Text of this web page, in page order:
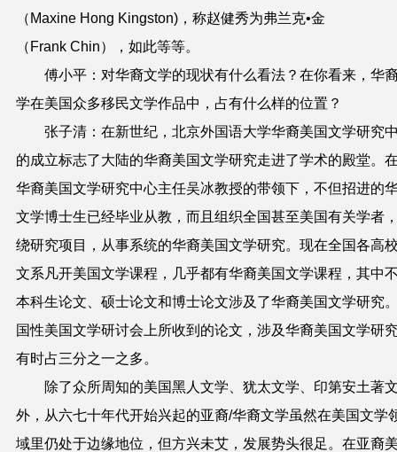
（Maxine Hong Kingston)，称赵健秀为弗兰克•金
（Frank Chin），如此等等。
傅小平：对华裔文学的现状有什么看法？在你看来，华
学在美国众多移民文学作品中，占有什么样的位置？
张子清：在新世纪，北京外国语大学华裔美国文学研究
的成立标志了大陆的华裔美国文学研究走进了学术的殿堂。
华裔美国文学研究中心主任吴冰教授的带领下，不但招进的
文学博士生已经毕业从教，而且组织全国甚至美国有关学者
绕研究项目，从事系统的华裔美国文学研究。现在全国各高
文系凡开美国文学课程，几乎都有华裔美国文学课程，其中
本科生论文、硕士论文和博士论文涉及了华裔美国文学研究
国性美国文学研讨会上所收到的论文，涉及华裔美国文学研
有时占三分之一之多。
除了众所周知的美国黑人文学、犹太文学、印第安土著
外，从六七十年代开始兴起的亚裔/华裔文学虽然在美国文学
域里仍处于边缘地位，但方兴未艾，发展势头很足。在亚裔